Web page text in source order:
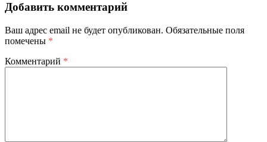
Добавить комментарий
Ваш адрес email не будет опубликован. Обязательные поля
помечены *
Комментарий *